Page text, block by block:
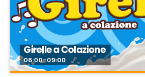
Girelle a Colazione
06:00-09:00